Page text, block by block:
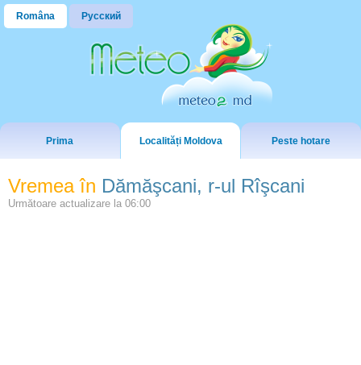
Româna Русский
Prima Localități Moldova Peste hotare
Vremea în Dămăşcani, r-ul Rîşcani
Următoare actualizare la 06:00